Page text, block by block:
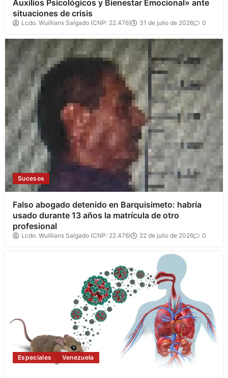
Auxilios Psicológicos y Bienestar Emocional» ante
situaciones de crisis
Lcdo. Wuillians Salgado (CNP: 22.476) 31 de julio de 2026 0
Sucesos
Falso abogado detenido en Barquisimeto: habría
usado durante 13 años la matrícula de otro
profesional
Lcdo. Wuillians Salgado (CNP: 22.476) 22 de julio de 2026 0
Especiales Venezuela